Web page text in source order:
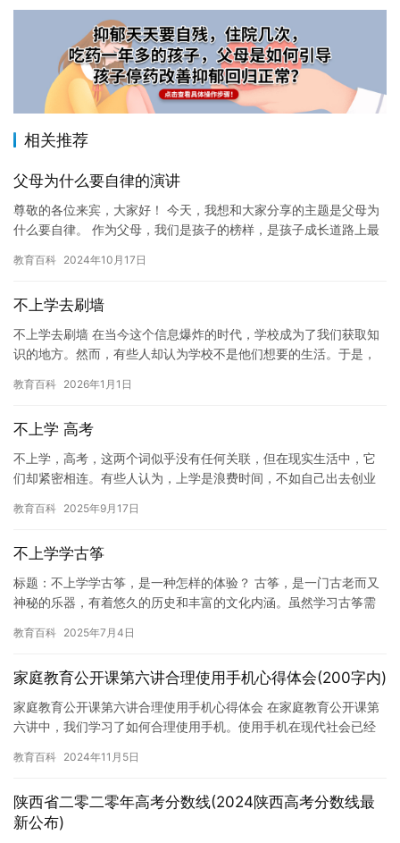
相关推荐
父母为什么要自律的演讲
尊敬的各位来宾，大家好！ 今天，我想和大家分享的主题是父母为
什么要自律。 作为父母，我们是孩子的榜样，是孩子成长道路上最
…
教育百科 2024年10月17日
不上学去刷墙
不上学去刷墙 在当今这个信息爆炸的时代，学校成为了我们获取知
识的地方。然而，有些人却认为学校不是他们想要的生活。于是，
作…
教育百科 2026年1月1日
不上学 高考
不上学，高考，这两个词似乎没有任何关联，但在现实生活中，它
们却紧密相连。有些人认为，上学是浪费时间，不如自己出去创业
之一，…
教育百科 2025年9月17日
不上学学古筝
标题：不上学学古筝，是一种怎样的体验？ 古筝，是一门古老而又
神秘的乐器，有着悠久的历史和丰富的文化内涵。虽然学习古筝需
说，…
教育百科 2025年7月4日
家庭教育公开课第六讲合理使用手机心得体会(200字内)
家庭教育公开课第六讲合理使用手机心得体会 在家庭教育公开课第
六讲中，我们学习了如何合理使用手机。使用手机在现代社会已经
需要…
教育百科 2024年11月5日
陕西省二零二零年高考分数线(2024陕西高考分数线最
新公布)